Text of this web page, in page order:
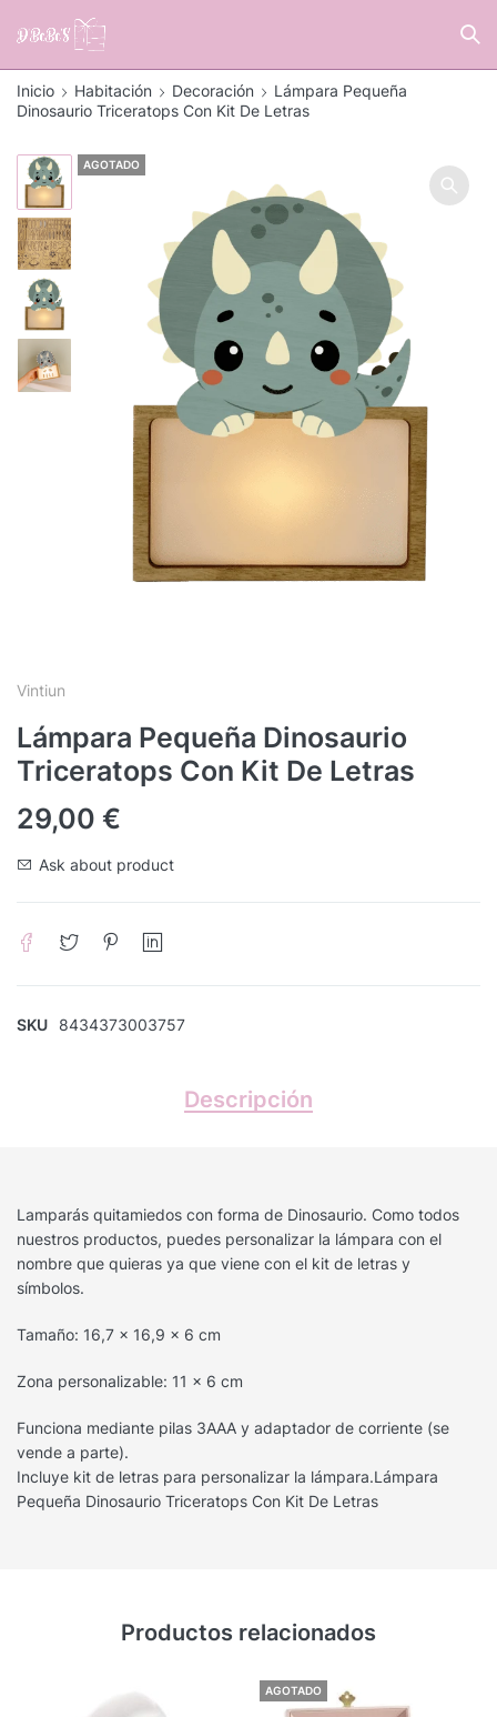
Inicio Habitación Decoración
Lámpara Pequeña
Dinosaurio Triceratops Con Kit De Letras
AGOTADO
Vintiun
Lámpara Pequeña Dinosaurio
Triceratops Con Kit De Letras
29,00 €
Ask about product
SKU 8434373003757
Descripción
Lamparás quitamiedos con forma de Dinosaurio. Como todos
nuestros productos, puedes personalizar la lámpara con el
nombre que quieras ya que viene con el kit de letras y
símbolos.
Tamaño: 16,7 x 16,9 x 6 cm
Zona personalizable: 11 x 6 cm
Funciona mediante pilas 3AAA y adaptador de corriente (se
vende a parte).
Incluye kit de letras para personalizar la lámpara.Lámpara
Pequeña Dinosaurio Triceratops Con Kit De Letras
Productos relacionados
AGOTADO